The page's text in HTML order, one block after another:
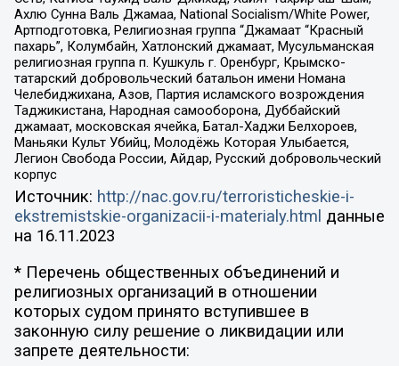
Ахлю Сунна Валь Джамаа, National Socialism/White Power,
Артподготовка, Религиозная группа “Джамаат “Красный
пахарь”, Колумбайн, Хатлонский джамаат, Мусульманская
религиозная группа п. Кушкуль г. Оренбург, Крымско-
татарский добровольческий батальон имени Номана
Челебиджихана, Азов, Партия исламского возрождения
Таджикистана, Народная самооборона, Дуббайский
джамаат, московская ячейка, Батал-Хаджи Белхороев,
Маньяки Культ Убийц, Молодёжь Которая Улыбается,
Легион Свобода России, Айдар, Русский добровольческий
корпус
Источник: http://nac.gov.ru/terroristicheskie-i-
ekstremistskie-organizacii-i-materialy.html данные
на 16.11.2023
* Перечень общественных объединений и
религиозных организаций в отношении
которых судом принято вступившее в
законную силу решение о ликвидации или
запрете деятельности: